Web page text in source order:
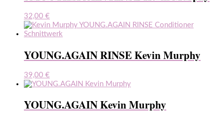
32,00 €
YOUNG.AGAIN RINSE Kevin Murphy
39,00 €
YOUNG.AGAIN Kevin Murphy